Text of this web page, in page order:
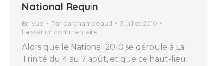
National Requin
En Vue Par carchambeaud
3 juillet 2010
Laisser un commentaire
Alors que le National 2010 se déroule à La
Trinité du 4 au 7 août, et que ce haut-lieu